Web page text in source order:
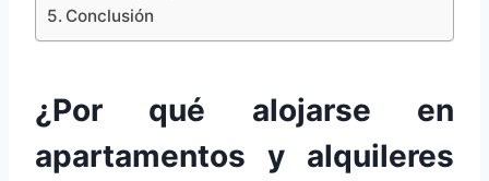
Conclusión
¿Por qué alojarse en
apartamentos y alquileres